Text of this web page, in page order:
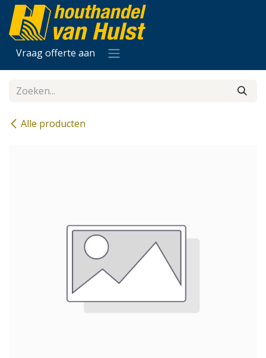
Overslaan naar inhoud
Vraag offerte aan
Alle producten